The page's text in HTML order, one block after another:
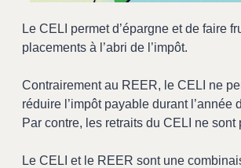
Le CELI permet d’épargne et de faire
placements à l’abri de l’impôt.
Contrairement au REER, le CELI ne
réduire l’impôt payable durant l’année
Par contre, les retraits du CELI ne sont
Le CELI et le REER sont une